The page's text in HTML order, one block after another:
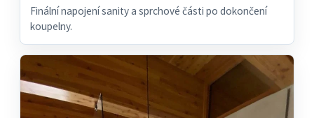
Finální napojení sanity a sprchové části po dokončení
koupelny.